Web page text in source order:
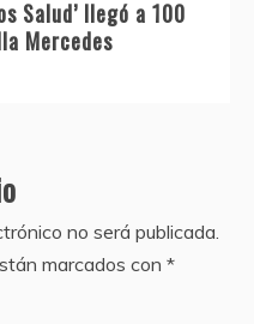
Salud’ llegó a 100
Mercedes
no será publicada.
marcados con *